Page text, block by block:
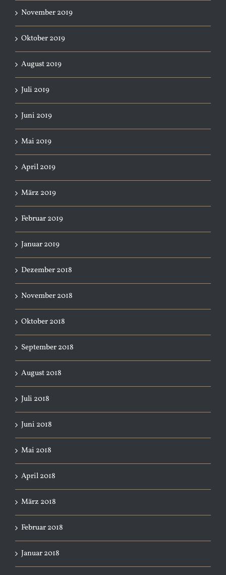
November 2019
Oktober 2019
August 2019
Juli 2019
Juni 2019
Mai 2019
April 2019
März 2019
Februar 2019
Januar 2019
Dezember 2018
November 2018
Oktober 2018
September 2018
August 2018
Juli 2018
Juni 2018
Mai 2018
April 2018
März 2018
Februar 2018
Januar 2018